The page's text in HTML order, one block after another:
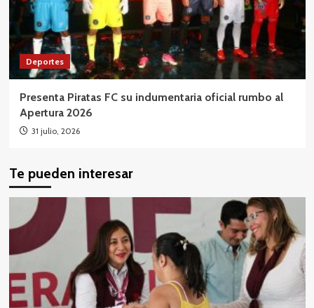
Deportes
Presenta Piratas FC su indumentaria oficial rumbo al
Apertura 2026
31 julio, 2026
Te pueden interesar